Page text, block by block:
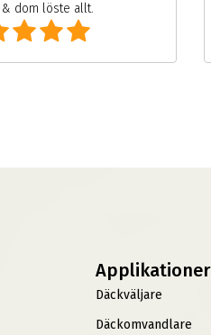
dom löste allt.
Applikationer
Däckväljare
Däckomvandlare